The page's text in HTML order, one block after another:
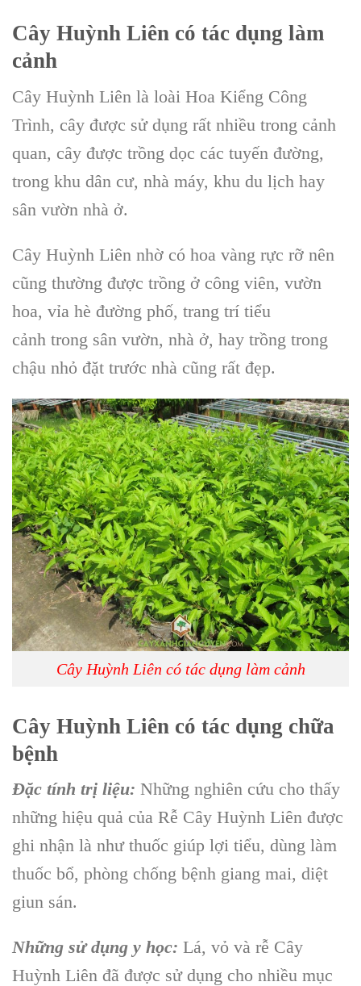
Cây Huỳnh Liên có tác dụng làm
cảnh
Cây Huỳnh Liên là loài Hoa Kiểng Công
Trình, cây được sử dụng rất nhiều trong cảnh
quan, cây được trồng dọc các tuyến đường,
trong khu dân cư, nhà máy, khu du lịch hay
sân vườn nhà ở.
Cây Huỳnh Liên nhờ có hoa vàng rực rỡ nên
cũng thường được trồng ở công viên, vườn
hoa, vỉa hè đường phố, trang trí tiểu
cảnh trong sân vườn, nhà ở, hay trồng trong
chậu nhỏ đặt trước nhà cũng rất đẹp.
Cây Huỳnh Liên có tác dụng làm cảnh
Cây Huỳnh Liên có tác dụng chữa
bệnh
Đặc tính trị liệu: Những nghiên cứu cho thấy
những hiệu quả của Rễ Cây Huỳnh Liên được
ghi nhận là như thuốc giúp lợi tiểu, dùng làm
thuốc bổ, phòng chống bệnh giang mai, diệt
giun sán.
Những sử dụng y học: Lá, vỏ và rễ Cây
Huỳnh Liên đã được sử dụng cho nhiều mục